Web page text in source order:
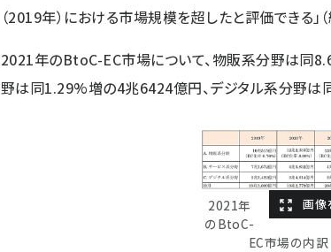
（2019年）における市場規模を超したと評価できる」
2021年のBtoC-EC市場について、物販系分野は同
野は同1.29%増の4兆6424億円、デジタル系分野は
2021年
のBtoC-
EC市場の内訳